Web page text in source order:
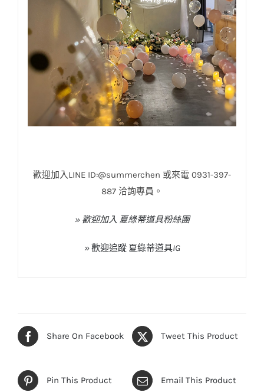
歡迎加入LINE ID:@summerchen 或來電 0931-397-
887 洽詢專員。
» 歡迎加入 夏綠蒂道具粉絲團
»歡迎追蹤 夏綠蒂道具IG
Share On Facebook Tweet This Product
Pin This Product Email This Product